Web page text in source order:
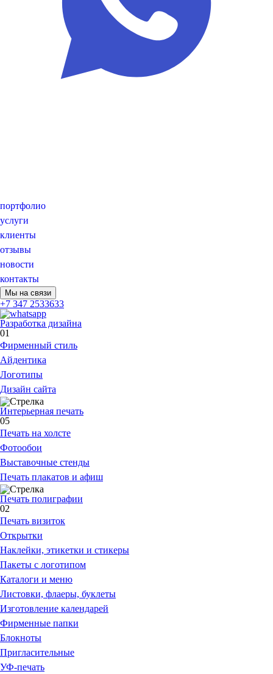
портфолио
услуги
клиенты
отзывы
новости
контакты
Мы на связи
+7 347 2533633
Разработка дизайна
01
Фирменный стиль
Айдентика
Логотипы
Дизайн сайта
Интерьерная печать
05
Печать на холсте
Фотообои
Выставочные стенды
Печать плакатов и афиш
Печать полиграфии
02
Печать визиток
Открытки
Наклейки, этикетки и стикеры
Пакеты с логотипом
Каталоги и меню
Листовки, флаеры, буклеты
Изготовление календарей
Фирменные папки
Блокноты
Пригласительные
УФ-печать